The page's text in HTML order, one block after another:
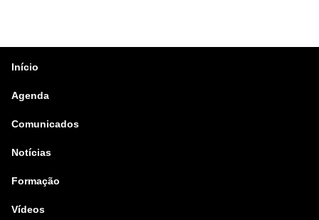
Início
Agenda
Comunicados
Notícias
Formação
Vídeos